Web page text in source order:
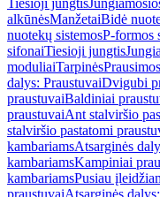
Tiesioji jungtis
alkūnėsManžetaiBidė
nuotekų sistemosP-formos
sifonaiTiesioji jungtis
moduliaiTarpinės
dalys: PraustuvaiDvigubi
praustuvaiBaldiniai
praustuvaiAnt stalviršio
stalviršio pastatomi
kambariamsAtsarginės
kambariamsKampiniai
kambariamsPusiau
praustuvaiAtsarginės